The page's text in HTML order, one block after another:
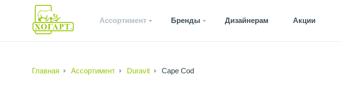
Ассортимент Бренды Дизайнерам Акции
Главная Ассортимент Duravit Cape Cod